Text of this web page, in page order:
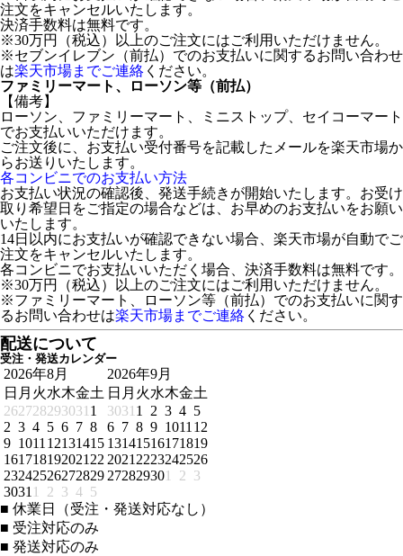
注文をキャンセルいたします。
決済手数料は無料です。
※30万円（税込）以上のご注文にはご利用いただけません。
※セブンイレブン（前払）でのお支払いに関するお問い合わせ
は楽天市場までご連絡 ください。
ファミリーマート、ローソン等（前払）
【備考】
ローソン、ファミリーマート、ミニストップ、セイコーマート
でお支払いいただけます。
ご注文後に、お支払い受付番号を記載したメールを楽天市場か
らお送りいたします。
各コンビニでのお支払い方法
お支払い状況の確認後、発送手続きが開始いたします。お受け
取り希望日をご指定の場合などは、お早めのお支払いをお願い
いたします。
14日以内にお支払いが確認できない場合、楽天市場が自動でご
注文をキャンセルいたします。
各コンビニでお支払いいただく場合、決済手数料は無料です。
※30万円（税込）以上のご注文にはご利用いただけません。
※ファミリーマート、ローソン等（前払）でのお支払いに関す
るお問い合わせは楽天市場までご連絡 ください。
配送について
受注・発送カレンダー
2026年8月
日 月 火水木金土
262728293031 1
2 3 4 5 6 7 8
9 1011 12131415
161718192021 22
23242526272829
3031 1 2 3 4 5
2026年9月
日 月 火水木金土
3031 1 2 3 4 5
6 7 8 9 1011 12
13141516171819
2021 2223242526
272829301 2 3
■ 休業日（受注・発送対応なし）
■ 受注対応のみ
■ 発送対応のみ